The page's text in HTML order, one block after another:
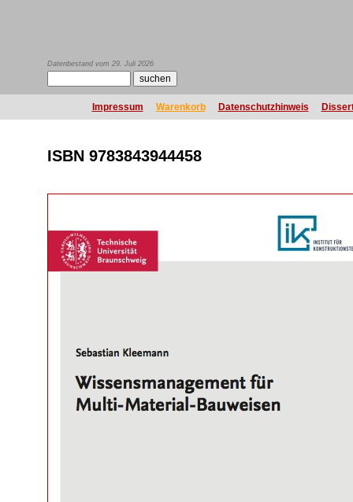
Datenbestand vom 29. Juli 2026
Impressum Warenkorb Datenschutzhinweis
ISBN 9783843944458